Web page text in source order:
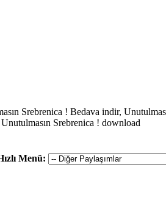
Srebrenica ! Bedava indir,
Srebrenica ! download
Menü: